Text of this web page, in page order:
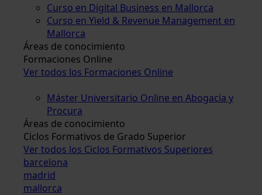
Curso en Digital Business en Mallorca
Curso en Yield & Revenue Management en
Mallorca
Áreas de conocimiento
Formaciones Online
Ver todos los Formaciones Online
Máster Universitario Online en Abogacía y
Procura
Áreas de conocimiento
Ciclos Formativos de Grado Superior
Ver todos los Ciclos Formativos Superiores
barcelona
madrid
mallorca